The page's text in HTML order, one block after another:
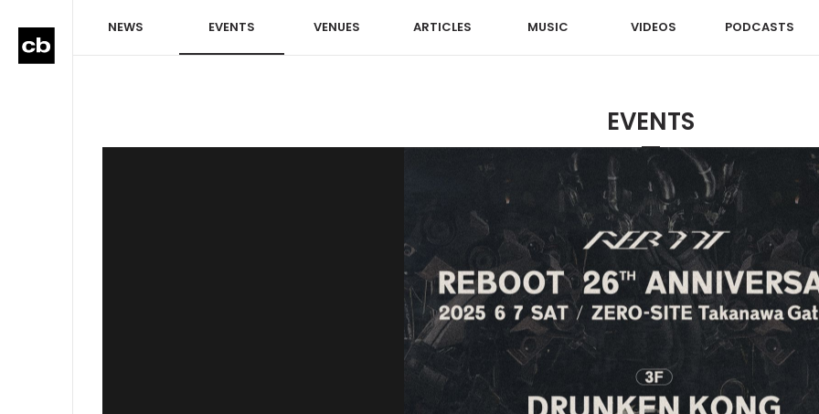
NEWS EVENTS VENUES ARTICLES MUSIC VIDEOS PODCASTS
EVENTS